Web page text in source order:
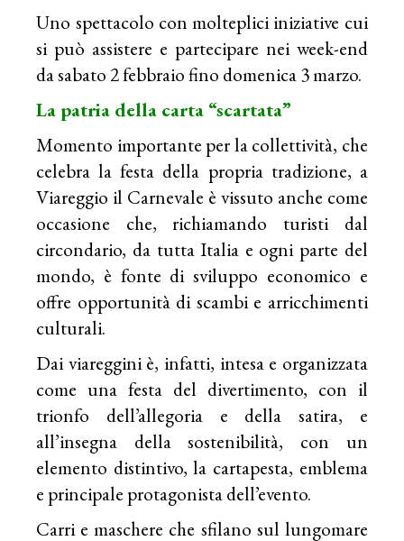
Uno spettacolo con molteplici iniziative cui
si può assistere e partecipare nei week-end
da sabato 2 febbraio fino domenica 3 marzo.
La patria della carta “scartata”
Momento importante per la collettività, che
celebra la festa della propria tradizione, a
Viareggio il Carnevale è vissuto anche come
occasione che, richiamando turisti dal
circondario, da tutta Italia e ogni parte del
mondo, è fonte di sviluppo economico e
offre opportunità di scambi e arricchimenti
culturali.
Dai viareggini è, infatti, intesa e organizzata
come una festa del divertimento, con il
trionfo dell’allegoria e della satira, e
all’insegna della sostenibilità, con un
elemento distintivo, la cartapesta, emblema
e principale protagonista dell’evento.
Carri e maschere che sfilano sul lungomare